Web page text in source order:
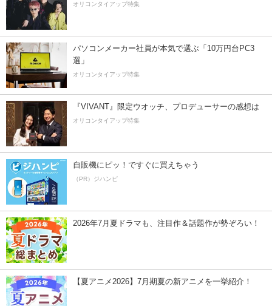
オリコンタイアップ特集
パソコンメーカー社員が本気で選ぶ「10万円台PC3
選」
オリコンタイアップ特集
『VIVANT』限定ウオッチ、プロデューサーの感想は
オリコンタイアップ特集
自販機にピッ！ですぐに買えちゃう
（PR）ジハンピ
2026年7月夏ドラマも、注目作＆話題作が勢ぞろい！
【夏アニメ2026】7月期夏の新アニメを一挙紹介！